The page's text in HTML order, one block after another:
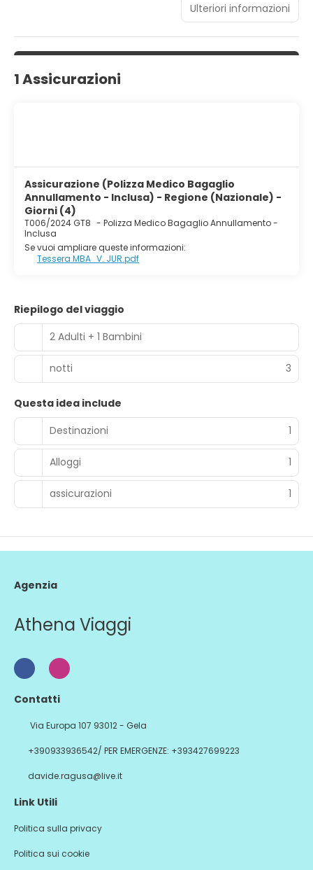
Ulteriori informazioni
1 Assicurazioni
Assicurazione (Polizza Medico Bagaglio
Annullamento - Inclusa) - Regione (Nazionale) -
Giorni (4)
T006/2024 GT8 - Polizza Medico Bagaglio Annullamento -
Inclusa
Se vuoi ampliare queste informazioni:
Tessera MBA_V. JUR.pdf
Riepilogo del viaggio
2 Adulti + 1 Bambini
notti 3
Questa idea include
Destinazioni
1
Alloggi 1
assicurazioni 1
Agenzia
Athena Viaggi
Contatti
Via Europa 107 93012 - Gela
+390933936542/ PER EMERGENZE: +393427699223
davide.ragusa@live.it
Link Utili
Politica sulla privacy
Politica sui cookie